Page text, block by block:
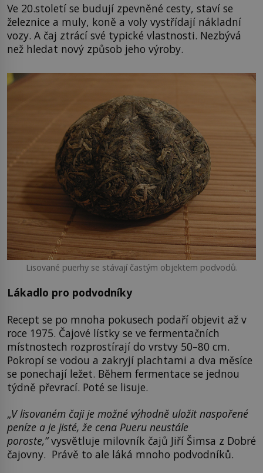
Ve 20.století se budují zpevněné cesty, staví se
železnice a muly, koně a voly vystřídají nákladní
vozy. A čaj ztrácí své typické vlastnosti. Nezbývá
než hledat nový způsob jeho výroby.
Lisované puerhy se stávají častým objektem podvodů.
Lákadlo pro podvodníky
Recept se po mnoha pokusech podaří objevit až v
roce 1975. Čajové lístky se ve fermentačních
místnostech rozprostírají do vrstvy 50–80 cm.
Pokropí se vodou a zakryjí plachtami a dva měsíce
se ponechají ležet. Během fermentace se jednou
týdně převrací. Poté se lisuje.
„V lisovaném čaji je možné výhodně uložit naspořené
peníze a je jisté, že cena Pueru neustále
poroste,“vysvětluje milovník čajů Jiří Šimsa z Dobré
čajovny. Právě to ale láká mnoho podvodníků.